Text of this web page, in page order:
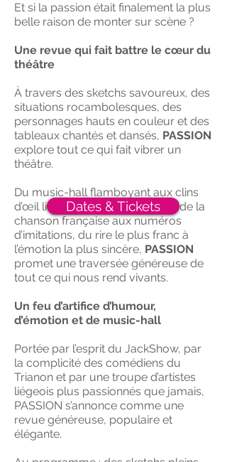
Et si la passion était finalement la plus
belle raison de monter sur scène ?
Une revue qui fait battre le cœur du
théâtre
À travers des sketchs savoureux, des
situations rocambolesques, des
personnages hauts en couleur et des
tableaux chantés et dansés, PASSION
explore tout ce qui fait vibrer un
théâtre.
Du music-hall flamboyant aux clins
d’œil liégeois, des grands élans de la
chanson française aux numéros
d’imitations, du rire le plus franc à
l’émotion la plus sincère, PASSION
promet une traversée généreuse de
tout ce qui nous rend vivants.
Un feu d’artifice d’humour,
d’émotion et de music-hall
Portée par l’esprit du JackShow, par
la complicité des comédiens du
Trianon et par une troupe d’artistes
liégeois plus passionnés que jamais,
PASSION s’annonce comme une
revue généreuse, populaire et
élégante.
Dates & Tickets